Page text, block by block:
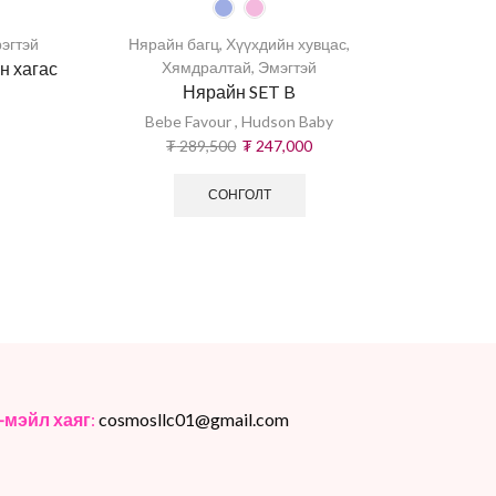
хагас
Нярайн багц, Хүүхдийн хувцас,
Хямдралтай, Эмэгтэй
Нярайн SET B
Bebe Favour,Hudson Baby
₮289,500 ₮ 247,000
СОНГОЛТ
хаяг: cosmosllc01@gmail.com